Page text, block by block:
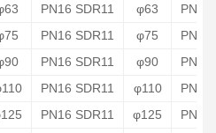
PN16 SDR11 φ63
PN20
PN16 SDR11 φ75
PN20
PN16 SDR11 φ90
PN20
PN16 SDR11 φ110
PN20
PN16 SDR11 φ125
PN20